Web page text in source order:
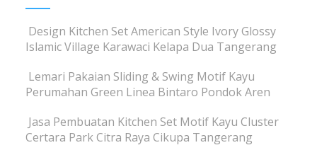
Design Kitchen Set American Style Ivory Glossy
Islamic Village Karawaci Kelapa Dua Tangerang
Lemari Pakaian Sliding & Swing Motif Kayu
Perumahan Green Linea Bintaro Pondok Aren
Jasa Pembuatan Kitchen Set Motif Kayu Cluster
Certara Park Citra Raya Cikupa Tangerang